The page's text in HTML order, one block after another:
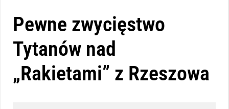
Pewne zwycięstwo
Tytanów nad
„Rakietami” z Rzeszowa